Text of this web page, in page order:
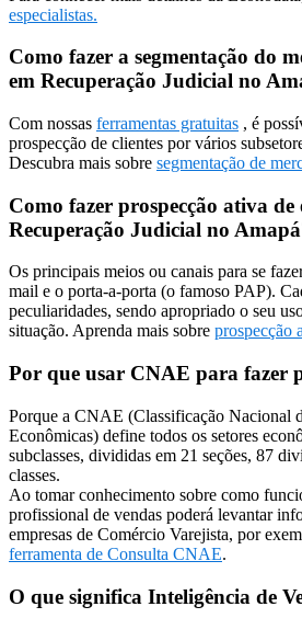
especialistas.
Como fazer a segmentação do
em Recuperação Judicial no
Com nossas ferramentas gratuitas , é
prospecção de clientes por vários
Descubra mais sobre segmentação de
Como fazer prospecção ativa de
Recuperação Judicial no
Os principais meios ou canais para se
mail e o porta-a-porta (o famoso PAP).
peculiaridades, sendo apropriado o seu
situação. Aprenda mais sobre prospecção
Por que usar CNAE para fazer
Porque a CNAE (Classificação Nacional
Econômicas) define todos os setores
subclasses, divididas em 21 seções, 87
classes.
Ao tomar conhecimento sobre como
profissional de vendas poderá levantar
empresas de Comércio Varejista, por
ferramenta de Consulta CNAE.
O que significa Inteligência de